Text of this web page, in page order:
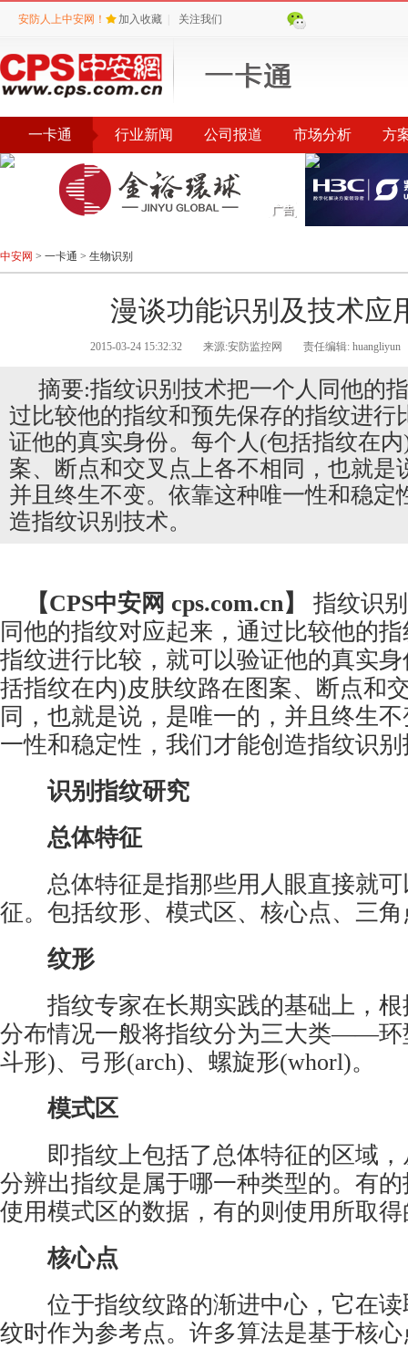
安防人上中安网！ 加入收藏 关注我们
一卡通 行业新闻 公司报道 市场分析 方
中安网 > 一卡通 > 生物识别
漫谈功能识别及技术应
2015-03-24 15:32:32 来源:安防监控网 责任编辑: huangliyun
摘要:指纹识别技术把一个人同他的
过比较他的指纹和预先保存的指纹进行
证他的真实身份。每个人(包括指纹在
案、断点和交叉点上各不相同，也就是
并且终生不变。依靠这种唯一性和稳定
造指纹识别技术。
【CPS中安网 cps.com.cn】
指纹识
同他的指纹对应起来，通过比较他的
指纹进行比较，就可以验证他的真实
括指纹在内)皮肤纹路在图案、断点和
同，也就是说，是唯一的，并且终生
一性和稳定性，我们才能创造指纹识
识别指纹研究
总体特征
总体特征是指那些用人眼直接就可
征。包括纹形、模式区、核心点、三
纹形
指纹专家在长期实践的基础上，根
分布情况一般将指纹分为三大类——环
斗形)、弓形(arch)、螺旋形(whorl)。
模式区
即指纹上包括了总体特征的区域，
分辨出指纹是属于哪一种类型的。有
使用模式区的数据，有的则使用所取
核心点
位于指纹纹路的渐进中心，它在读
纹时作为参考点。许多算法是基于核